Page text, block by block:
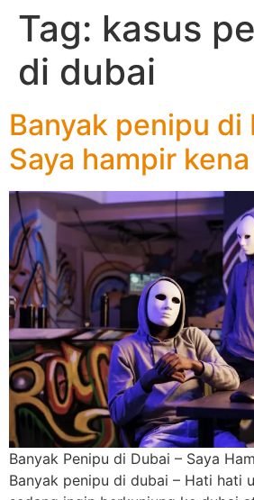
Tag: kasus
di dubai
Banyak penipu di
Saya hampir
Banyak Penipu di Dubai – Saya
Banyak penipu di dubai – Hati hati